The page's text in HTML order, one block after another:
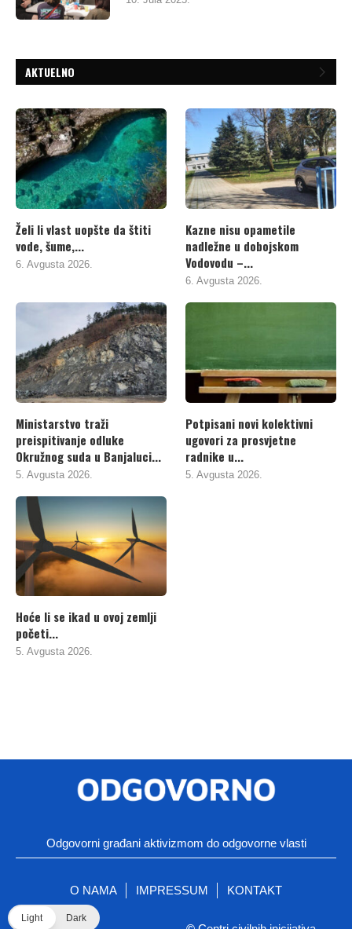
AKTUELNO
Želi li vlast uopšte da štiti
vode, šume,...
6. Avgusta 2026.
Kazne nisu opametile
nadležne u dobojskom
Vodovodu –...
6. Avgusta 2026.
Ministarstvo traži
preispitivanje odluke
Okružnog suda u Banjaluci...
5. Avgusta 2026.
Potpisani novi kolektivni
ugovori za prosvjetne
radnike u...
5. Avgusta 2026.
Hoće li se ikad u ovoj zemlji
početi...
5. Avgusta 2026.
Odgovorni građani aktivizmom do odgovorne vlasti
O NAMA IMPRESSUM KONTAKT
Light Dark